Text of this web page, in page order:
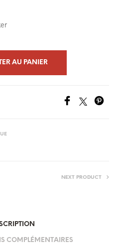
AU PANIER
NEXT PRODUCT
COMPLÉMENTAIRES